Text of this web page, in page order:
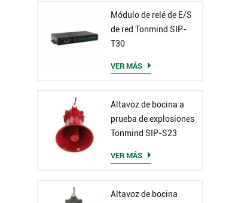
Módulo de relé de E/S
de red Tonmind SIP-
T30
VER MÁS
Altavoz de bocina a
prueba de explosiones
Tonmind SIP-S23
VER MÁS
Altavoz de bocina